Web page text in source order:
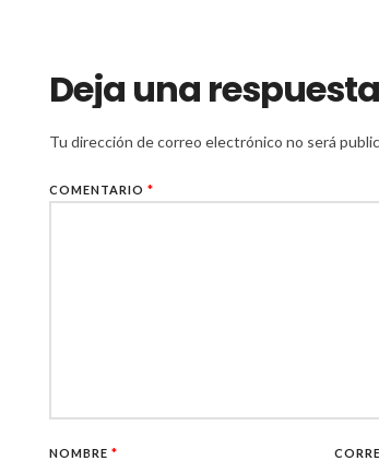
Deja una respuesta
Tu dirección de correo electrónico no será
COMENTARIO *
NOMBRE *